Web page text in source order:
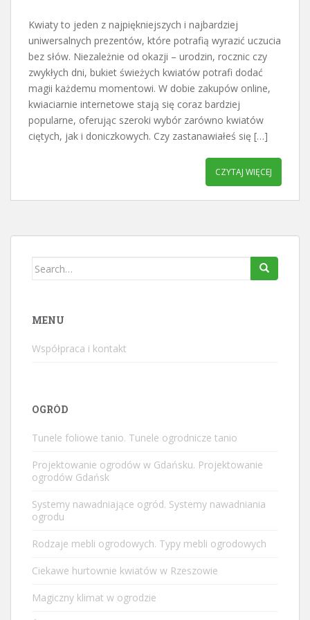
Kwiaty to jeden z najpiękniejszych i najbardziej
uniwersalnych prezentów, które potrafią wyrazić uczucia
bez słów. Niezależnie od okazji – urodzin, rocznic czy
zwykłych dni, bukiet świeżych kwiatów potrafi dodać
magii każdemu momentowi. W dobie zakupów online,
kwiaciarnie internetowe stają się coraz bardziej
popularne, oferując szeroki wybór zarówno kwiatów
ciętych, jak i doniczkowych. Czy zastanawiałeś się […]
CZYTAJ WIĘCEJ
Search
MENU
Współpraca i kontakt
OGRÓD
Tunele foliowe tanio. Tunele ogrodnicze tanio
Projektowanie ogrodów w Gdańsku. Projektowanie
ogrodów Gdańsk
Systemy nawadniające ogród. Systemy nawadniania
ogrodu
Rodzaje mebli ogrodowych. Typy mebli ogrodowych
Ciekawe hurtownie kwiatów w Rzeszowie
Magiczny klimat w ogrodzie